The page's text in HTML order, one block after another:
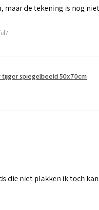
maar de tekening is nog
tijger spiegelbeeld 50x70cm
die niet plakken ik toch